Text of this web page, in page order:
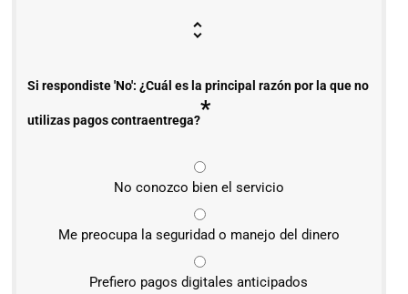
Si respondiste 'No': ¿Cuál es la principal razón por la que no
utilizas pagos contraentrega?*
No conozco bien el servicio
Me preocupa la seguridad o manejo del dinero
Prefiero pagos digitales anticipados